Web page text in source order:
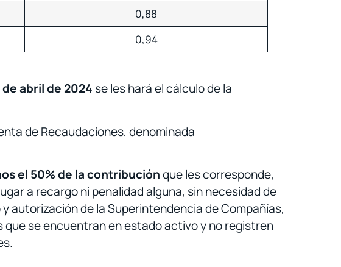
0,88
0,94
abril de 2024 se les hará el cálculo de la
de Recaudaciones, denominada
el 50% de la contribuciónque les corresponde,
a recargo ni penalidad alguna, sin necesidad de
autorización de la Superintendencia de Compañías,
se encuentran en estado activo y no registren